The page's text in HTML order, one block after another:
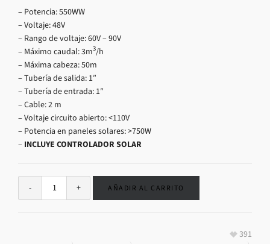
– Potencia: 550WW
– Voltaje: 48V
– Rango de voltaje: 60V – 90V
– Máximo caudal: 3m3/h
– Máxima cabeza: 50m
– Tubería de salida: 1″
– Tubería de entrada: 1″
– Cable: 2 m
– Voltaje circuito abierto: <110V
– Potencia en paneles solares: >750W
– INCLUYE CONTROLADOR SOLAR
AÑADIR AL CARRITO
391